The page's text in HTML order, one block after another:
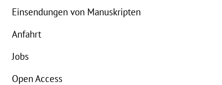
Einsendungen von Manuskripten
Anfahrt
Jobs
Open Access